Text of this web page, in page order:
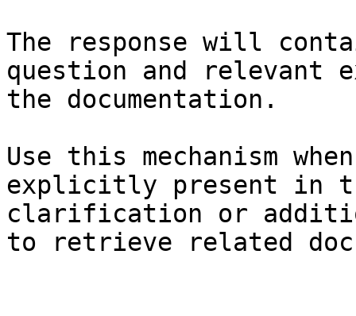
The response will
question and relevant
the documentation.
Use this mechanism
explicitly present in
clarification or